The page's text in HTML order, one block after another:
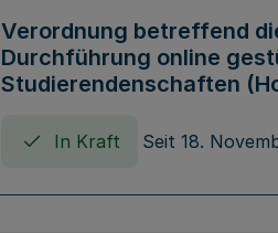
Verordnung betreffend
Durchführung online
Studierendenschaften
In Kraft Seit 18.